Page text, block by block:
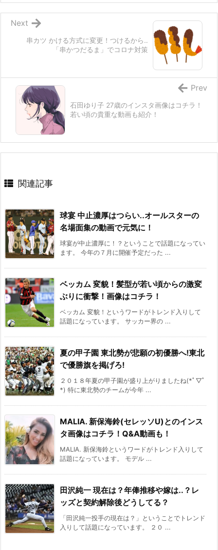
串カツ かける方式に変更！つけるから..
「串かつだるま」でコロナ対策
Next
石田ゆり子 27歳のインスタ画像はコチラ！
若い頃の貴重な動画も紹介！
Prev
関連記事
球宴 中止濃厚はつらい..オールスターの
名場面集の動画で元気に！
球宴が中止濃厚に！？ということで話題になってい
ます。 今年の７月に開催予定だった ...
ベッカム 変貌！髪型が若い頃からの激変
ぶりに衝撃！画像はコチラ！
ベッカム 変貌！というワードがトレンド入りして
話題になっています。 サッカー界の ...
夏の甲子園 東北勢が悲願の初優勝へ!東北
で優勝旗を掲げろ!
２０１８年夏の甲子園が盛り上がりましたね(*ﾟ▽ﾟ
*) 特に東北勢のチームが今年 ...
MALIA. 新保海鈴(セレッソU)とのインス
タ画像はコチラ！Q&A動画も！
MALIA. 新保海鈴というワードがトレンド入りして
話題になっています。 モデル ...
田沢純一 現在は？年俸推移や嫁は..？レ
ッズと契約解除後どうしてる？
「田沢純一投手の現在は？」ということでトレンド
入りして話題になっています。 ２０ ...